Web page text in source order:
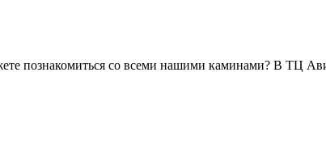
познакомиться со всеми нашими каминами? В ТЦ